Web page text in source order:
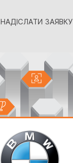
НАДІСЛАТИ ЗАЯВКУ